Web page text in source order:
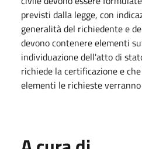
previsti dalla legge, con
generalità del richiedente e
devono contenere elementi
individuazione dell'atto di
richiede la certificazione e
elementi le richieste